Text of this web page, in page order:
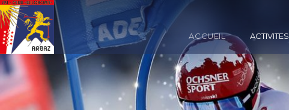
ACCUEIL ACTIVITES